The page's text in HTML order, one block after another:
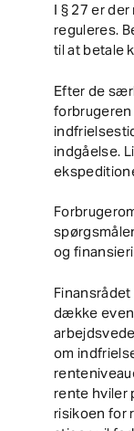
I § 27 er
reguleres.
til at betale
Efter de
indgåelse.
og
dække
om
rente hviler
risikoen for